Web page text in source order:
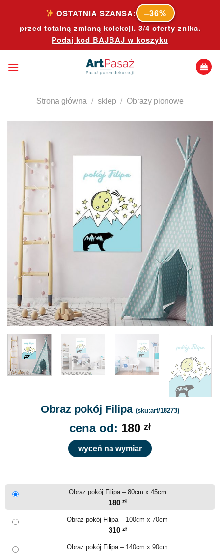
content
OSTATNIA SZANSA: –36%
przed totalną zmianą kolekcji. 3/4 oferty znika.
Podaj kod BAJBAJ w koszyku
Strona główna / sklep / Obrazy pionowe
Obraz pokój Filipa (sku:art/18273)
cena od: 180 zł
wyceń na wymiar
Obraz pokój Filipa – 80cm x 45cm
180 zł
Obraz pokój Filipa – 100cm x 70cm
310 zł
Obraz pokój Filipa – 140cm x 90cm